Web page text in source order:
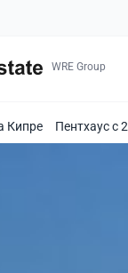
WRE Group
Кипре Пентхаус с